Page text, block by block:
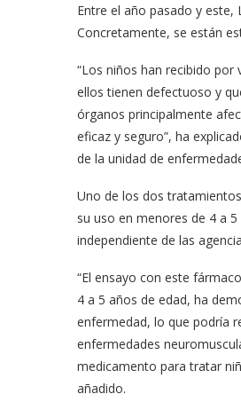
Entre el año pasado y
Concretamente, se están
“Los niños han recibido
ellos tienen defectuoso y
órganos principalmente
eficaz y seguro”, ha
de la unidad de
Uno de los dos
su uso en menores de 4 a
independiente de las
“El ensayo con este
4 a 5 años de edad, ha
enfermedad, lo que podría
enfermedades
medicamento para tratar
añadido.